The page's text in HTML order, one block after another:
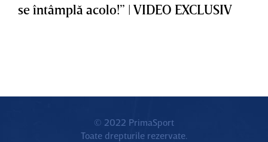
se întâmplă acolo!” | VIDEO EXCLUSIV
© 2022 PrimaSport
Toate drepturile rezervate.